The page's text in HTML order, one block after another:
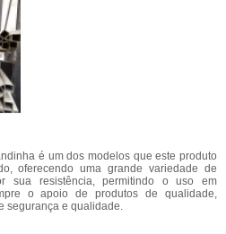
é um dos modelos que este produto
oferecendo uma grande variedade de
sua resistência, permitindo o uso em
o apoio de produtos de qualidade,
segurança e qualidade.